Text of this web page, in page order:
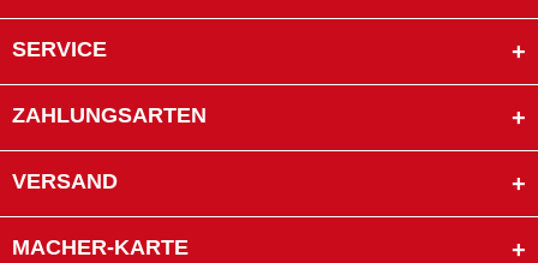
SERVICE
ZAHLUNGSARTEN
VERSAND
MACHER-KARTE